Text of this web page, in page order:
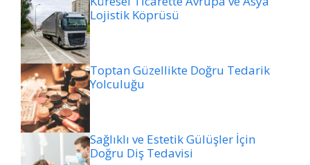
Lojistik Köprüsü
Toptan Güzellikte Doğru Tedarik
Yolculuğu
Sağlıklı ve Estetik Gülüşler İçin
Doğru Diş Tedavisi